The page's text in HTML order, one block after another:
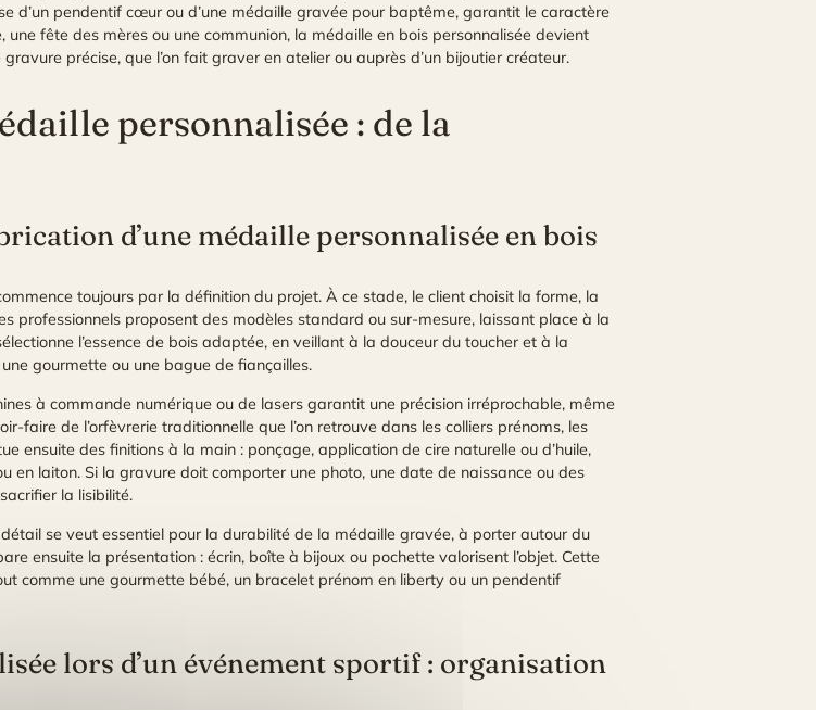
d’un pendentif cœur ou d’une médaille gravée pour baptême, garantit le caractère
fête des mères ou une communion, la médaille en bois personnalisée devient
précise, que l’on fait graver en atelier ou auprès d’un bijoutier créateur.
personnalisée : de la
d’une médaille personnalisée en bois
toujours par la définition du projet. À ce stade, le client choisit la forme, la
professionnels proposent des modèles standard ou sur-mesure, laissant place à la
l’essence de bois adaptée, en veillant à la douceur du toucher et à la
gourmette ou une bague de fiançailles.
à commande numérique ou de lasers garantit une précision irréprochable, même
faire de l’orfèvrerie traditionnelle que l’on retrouve dans les colliers prénoms, les
ensuite des finitions à la main : ponçage, application de cire naturelle ou d’huile,
en laiton. Si la gravure doit comporter une photo, une date de naissance ou des
la lisibilité.
se veut essentiel pour la durabilité de la médaille gravée, à porter autour du
ensuite la présentation : écrin, boîte à bijoux ou pochette valorisent l’objet. Cette
comme une gourmette bébé, un bracelet prénom en liberty ou un pendentif
lors d’un événement sportif : organisation